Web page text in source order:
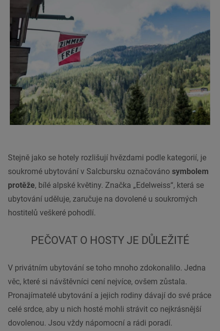
Stejně jako se hotely rozlišují hvězdami podle kategorií, je
soukromé ubytování v Salcbursku označováno symbolem
protěže, bílé alpské květiny. Značka „Edelweiss“, která se
ubytování uděluje, zaručuje na dovolené u soukromých
hostitelů veškeré pohodlí.
PEČOVAT O HOSTY JE DŮLEŽITÉ
V privátním ubytování se toho mnoho zdokonalilo. Jedna
věc, které si návštěvníci cení nejvíce, ovšem zůstala.
Pronajímatelé ubytování a jejich rodiny dávají do své práce
celé srdce, aby u nich hosté mohli strávit co nejkrásnější
dovolenou. Jsou vždy nápomocní a rádi poradí.